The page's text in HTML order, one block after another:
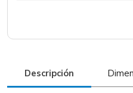
Descripción